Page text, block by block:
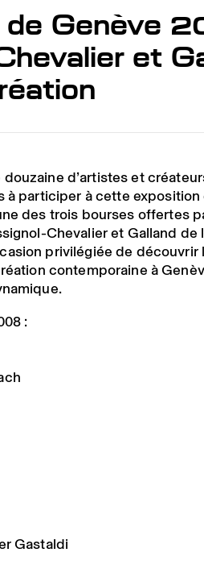
de Genève
et
d’artistes et
à participer à cette
des trois bourses offertes
Chevalier et Galland de
privilégiée de découvrir
contemporaine à
:
Gastaldi